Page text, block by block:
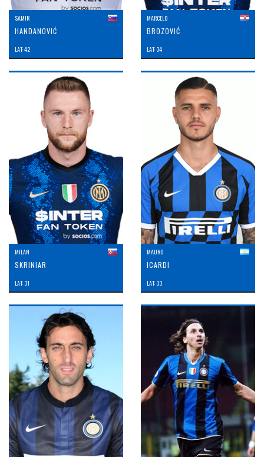
SAMIR
HANDANOVIĆ
LAT: 42
MARCELO
BROZOVIĆ
LAT: 34
MILAN
SKRINIAR
LAT: 31
MAURO
ICARDI
LAT: 33